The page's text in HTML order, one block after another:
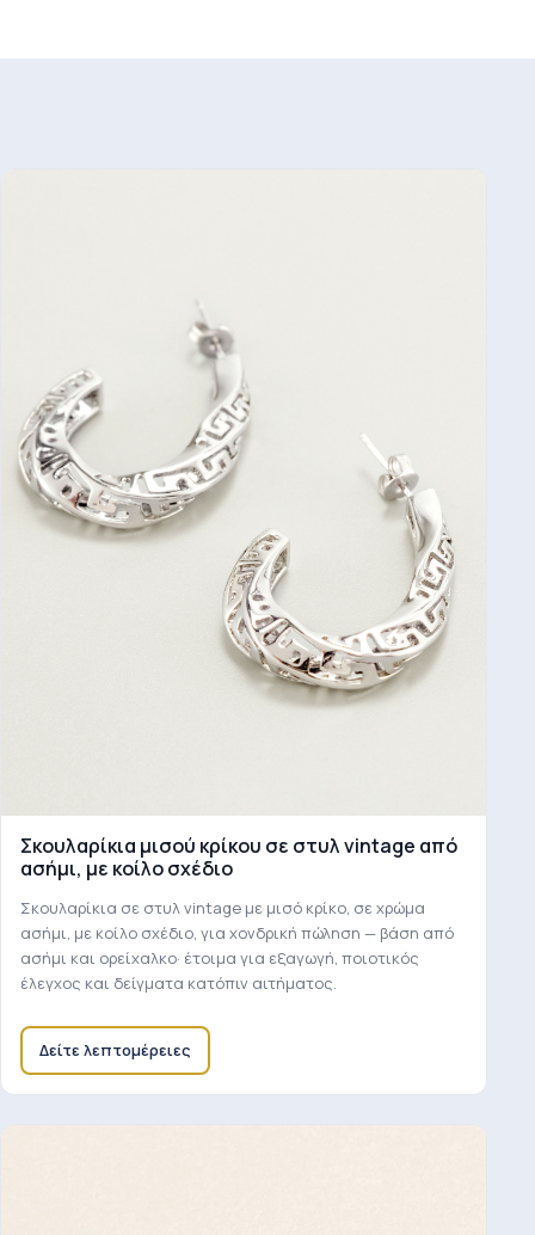
Σκουλαρίκια μισού κρίκου σε στυλ vintage από
ασήμι, με κοίλο σχέδιο
Σκουλαρίκια σε στυλ vintage με μισό κρίκο, σε χρώμα
ασήμι, με κοίλο σχέδιο, για χονδρική πώληση — βάση από
ασήμι και ορείχαλκο· έτοιμα για εξαγωγή, ποιοτικός
έλεγχος και δείγματα κατόπιν αιτήματος.
Δείτε λεπτομέρειες